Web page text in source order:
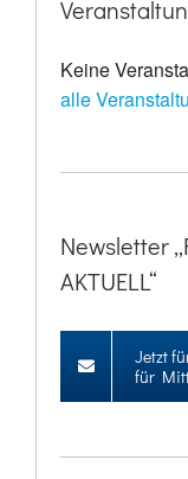
Keine
alle
Newsletter
AKTUELL“
Jetzt
für